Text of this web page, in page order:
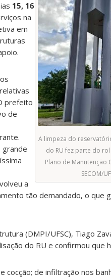
A limpeza do
do RU fez parte do
Plano de Manutenção
SECOM/
15, 16
na
em
prefeito
de
grande
a
tão demandado, o que
(DMPI/UFSC), Tiago
do RU e confirmou que
cocção; de infiltração nos